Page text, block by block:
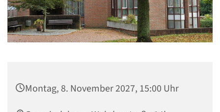
Montag, 8. November 2027, 15:00 Uhr